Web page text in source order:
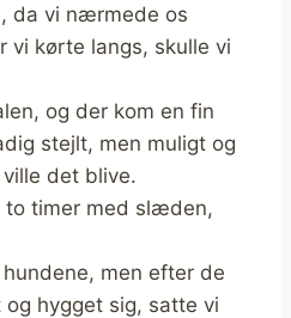
da vi nærmede os
vi kørte langs, skulle vi
og der kom en fin
stejlt, men muligt og
det blive.
to timer med slæden,
men efter de
hygget sig, satte vi